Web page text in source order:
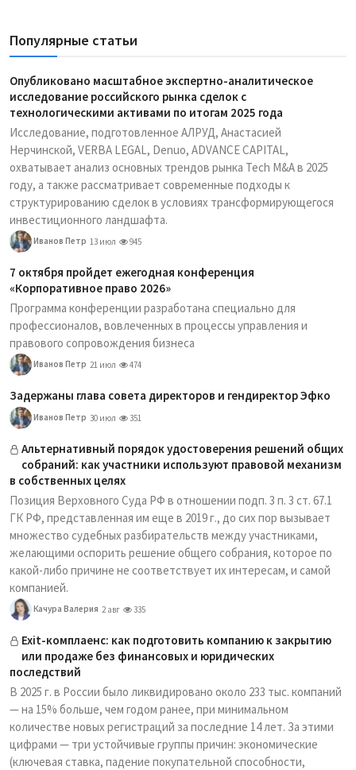
Популярные статьи
Опубликовано масштабное экспертно-аналитическое
исследование российского рынка сделок с
технологическими активами по итогам 2025 года
Исследование, подготовленное АЛРУД, Анастасией
Нерчинской, VERBA LEGAL, Denuo, ADVANCE CAPITAL,
охватывает анализ основных трендов рынка Tech M&A в 2025
году, а также рассматривает современные подходы к
структурированию сделок в условиях трансформирующегося
инвестиционного ландшафта.
Иванов Петр 13 июл 945
7 октября пройдет ежегодная конференция
«Корпоративное право 2026»
Программа конференции разработана специально для
профессионалов, вовлеченных в процессы управления и
правового сопровождения бизнеса
Иванов Петр 21 июл 474
Задержаны глава совета директоров и гендиректор Эфко
Иванов Петр 30 июл 351
Альтернативный порядок удостоверения решений общих
собраний: как участники используют правовой механизм
в собственных целях
Позиция Верховного Суда РФ в отношении подп. 3 п. 3 ст. 67.1
ГК РФ, представленная им еще в 2019 г., до сих пор вызывает
множество судебных разбирательств между участниками,
желающими оспорить решение общего собрания, которое по
какой-либо причине не соответствует их интересам, и самой
компанией.
Качура Валерия 2 авг 335
Exit-комплаенс: как подготовить компанию к закрытию
или продаже без финансовых и юридических
последствий
В 2025 г. в России было ликвидировано около 233 тыс. компаний
— на 15% больше, чем годом ранее, при минимальном
количестве новых регистраций за последние 14 лет. За этими
цифрами — три устойчивые группы причин: экономические
(ключевая ставка, падение покупательной способности,